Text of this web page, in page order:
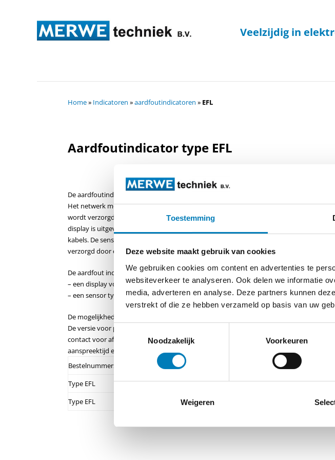
Toestemming
Deze website maakt gebruik van cookies
We gebruiken cookies om content en advertenties te
websiteverkeer te analyseren. Ook delen we informatie
media, adverteren en analyse. Deze partners kunnen
verstrekt of die ze hebben verzameld op basis van uw
Toestemmingsselectie
Noodzakelijk
Voorkeuren
Weigeren
Veelzijdig in
Home» Indicatoren »aardfoutindicatoren » EFL
Aardfoutindicator type EFL
De aardfoutindicator kan toegepast worden in stervormige – en ring netwerken.
Het netwerk moet degelijk geaard zijn (niet zwevend). De indicatie van de aardfout
wordt verzorgd door een LED indicator. De verbinding tussen de aardfout-sensor en het
display is uitgevoerd met kabel. De sensor moet gemonteerde worden op afgeschermde
kabels. De sensor is deelbaar en kan geplaatst worden op de kabel. De voeding wordt
verzorgd door een vervangbare lithium batterij
De aardfout indicator bestaat uit:
– een display voor aanwijzing van de aard-fout met kabel
– een sensor type SE om de fout te detecteren.
De mogelijkheden verschillen tussen displays voor paneel inbouw en opbouw.
De versie voor paneel inbouw heeft drie aanspreek stromen, drie reset tijden en een
contact voor afstandsbewaking. De opbouw versie heeft één aanspreekstroom, één
aanspreektijd en een optioneel contact voor afstandsbewaking.
Bestelnummers
Type EFL
paneel inbouw
27.20.10
Type EFL